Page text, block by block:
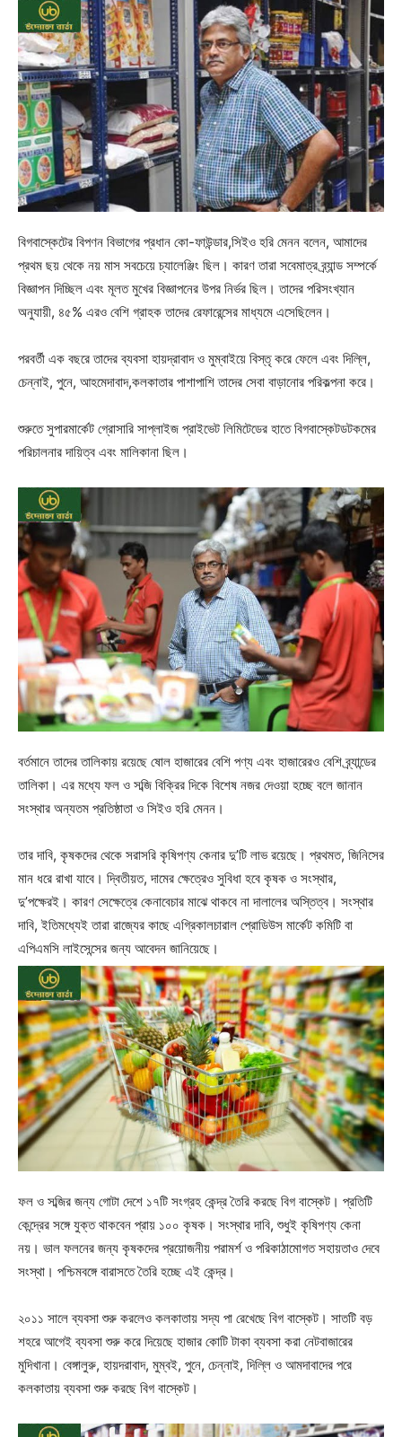
বিগবাস্কেটের বিপণন বিভাগের প্রধান কো-ফাউন্ডার,সিইও হরি মেনন বলেন, আমাদের
প্রথম ছয় থেকে নয় মাস সবচেয়ে চ্যালেঞ্জিং ছিল। কারণ তারা সবেমাত্র ব্র্যান্ড সম্পর্কে
বিজ্ঞাপন দিচ্ছিল এবং মূলত মুখের বিজ্ঞাপনের উপর নির্ভর ছিল। তাদের পরিসংখ্যান
অনুযায়ী, ৪৫% এরও বেশি গ্রাহক তাদের রেফারেন্সের মাধ্যমে এসেছিলেন।
পরবর্তী এক বছরে তাদের ব্যবসা হায়দ্রাবাদ ও মুম্বাইয়ে বিস্তৃ করে ফেলে এবং দিল্লি,
চেন্নাই, পুনে, আহমেদাবাদ,কলকাতার পাশাপাশি তাদের সেবা বাড়ানোর পরিকল্পনা করে।
শুরুতে সুপারমার্কেট গ্রোসারি সাপ্লাইজ প্রাইভেট লিমিটেডের হাতে বিগবাস্কেটডটকমের
পরিচালনার দায়িত্ব এবং মালিকানা ছিল।
বর্তমানে তাদের তালিকায় রয়েছে ষোল হাজারের বেশি পণ্য এবং হাজারেরও বেশি ব্র্যান্ডের
তালিকা। এর মধ্যে ফল ও সব্জি বিক্রির দিকে বিশেষ নজর দেওয়া হচ্ছে বলে জানান
সংস্থার অন্যতম প্রতিষ্ঠাতা ও সিইও হরি মেনন।
তার দাবি, কৃষকদের থেকে সরাসরি কৃষিপণ্য কেনার দু’টি লাভ রয়েছে। প্রথমত, জিনিসের
মান ধরে রাখা যাবে। দ্বিতীয়ত, দামের ক্ষেত্রেও সুবিধা হবে কৃষক ও সংস্থার,
দু’পক্ষেরই। কারণ সেক্ষেত্রে কেনাবেচার মাঝে থাকবে না দালালের অস্তিত্ব। সংস্থার
দাবি, ইতিমধ্যেই তারা রাজ্যের কাছে এগ্রিকালচারাল প্রোডিউস মার্কেট কমিটি বা
এপিএমসি লাইসেন্সের জন্য আবেদন জানিয়েছে।
ফল ও সব্জির জন্য গোটা দেশে ১৭টি সংগ্রহ কেন্দ্র তৈরি করছে বিগ বাস্কেট। প্রতিটি
কেন্দ্রের সঙ্গে যুক্ত থাকবেন প্রায় ১০০ কৃষক। সংস্থার দাবি, শুধুই কৃষিপণ্য কেনা
নয়। ভাল ফলনের জন্য কৃষকদের প্রয়োজনীয় পরামর্শ ও পরিকাঠামোগত সহায়তাও দেবে
সংস্থা। পশ্চিমবঙ্গে বারাসতে তৈরি হচ্ছে এই কেন্দ্র।
২০১১ সালে ব্যবসা শুরু করলেও কলকাতায় সদ্য পা রেখেছে বিগ বাস্কেট। সাতটি বড়
শহরে আগেই ব্যবসা শুরু করে দিয়েছে হাজার কোটি টাকা ব্যবসা করা নেটবাজারের
মুদিখানা। বেঙ্গালুরু, হায়দরাবাদ, মুম্বই, পুনে, চেন্নাই, দিল্লি ও আমদাবাদের পরে
কলকাতায় ব্যবসা শুরু করছে বিগ বাস্কেট।